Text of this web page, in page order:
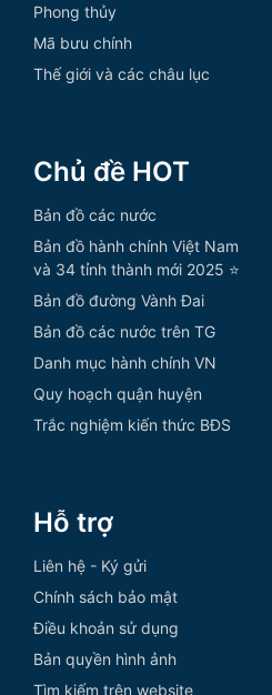
Phong thủy
Mã bưu chính
Thế giới và các châu lục
Chủ đề HOT
Bản đồ các nước
Bản đồ hành chính Việt Nam
và 34 tỉnh thành mới 2025 ⭐
Bản đồ đường Vành Đai
Bản đồ các nước trên TG
Danh mục hành chính VN
Quy hoạch quận huyện
Trắc nghiệm kiến thức BĐS
Hỗ trợ
Liên hệ - Ký gửi
Chính sách bảo mật
Điều khoản sử dụng
Bản quyền hình ảnh
Tìm kiếm trên website